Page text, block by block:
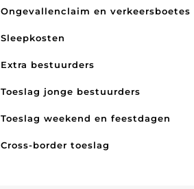
Ongevallenclaim en verkeersboetes
Sleepkosten
Extra bestuurders
Toeslag jonge bestuurders
Toeslag weekend en feestdagen
Cross-border toeslag